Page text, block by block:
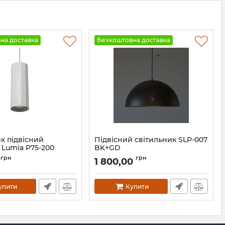
доставка
підвісний
P75-200
грн
Безкоштовна доставка
Підвісний світильник SLP-007
BK+GD
Артикул: 1716058
1 800,00 грн
Купити